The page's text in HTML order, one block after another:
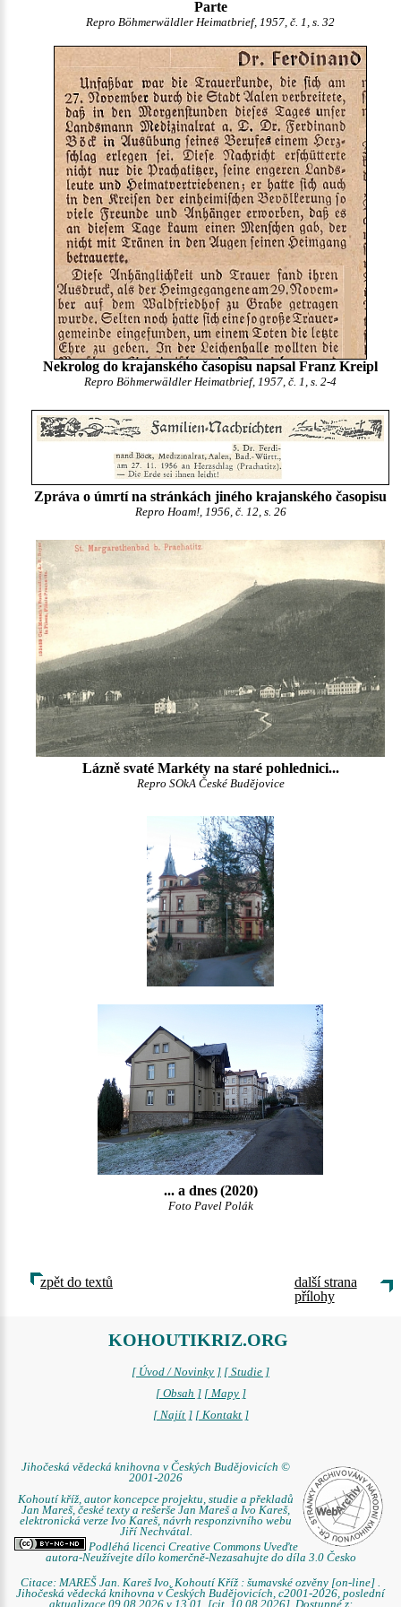
Parte
Repro Böhmerwäldler Heimatbrief, 1957, č. 1, s. 32
Nekrolog do krajanského časopisu napsal Franz Kreipl
Repro Böhmerwäldler Heimatbrief, 1957, č. 1, s. 2-4
Zpráva o úmrtí na stránkách jiného krajanského časopisu
Repro Hoam!, 1956, č. 12, s. 26
Lázně svaté Markéty na staré pohlednici...
Repro SOkA České Budějovice
... a dnes (2020)
Foto Pavel Polák
zpět do textů
další strana
přílohy
KOHOUTIKRIZ.ORG
[ Úvod / Novinky ] [ Studie ]
[ Obsah ] [ Mapy ]
[ Najít ] [ Kontakt ]
Jihočeská vědecká knihovna v Českých Budějovicích ©
2001-2026
Kohoutí kříž, autor koncepce projektu, studie a překladů
Jan Mareš, české texty a rešerše Jan Mareš a Ivo Kareš,
elektronická verze Ivo Kareš, návrh responzivního webu
Jiří Nechvátal.
Podléhá licenci Creative Commons Uveďte
autora-Neužívejte dílo komerčně-Nezasahujte do díla 3.0 Česko
Citace: MAREŠ Jan. Kareš Ivo. Kohoutí Kříž : šumavské ozvěny [on-line] .
Jihočeská vědecká knihovna v Českých Budějovicích, c2001-2026, poslední
aktualizace 09.08.2026 v 13.01. [cit. 10.08.2026]. Dostupné z: